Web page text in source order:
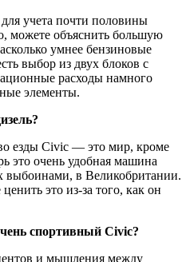
учета почти половины
можете объяснить большую
умнее бензиновые
выбор из двух блоков с
расходы намного
элементы.
езды Civic — это мир, кроме
это очень удобная машина
выбоинами, в Великобритании.
это из-за того, как он
спортивный Civic?
и мышления между